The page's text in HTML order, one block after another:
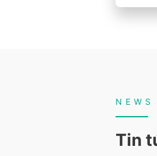
NEWS
Tin